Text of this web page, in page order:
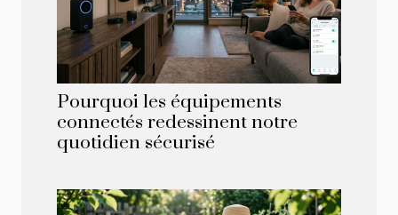
Pourquoi les équipements
connectés redessinent notre
quotidien sécurisé